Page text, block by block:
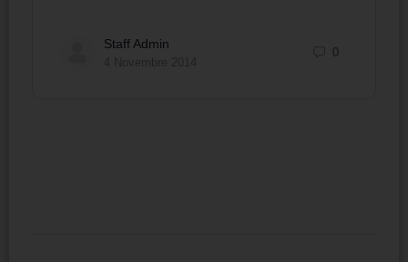
Staff Admin
0